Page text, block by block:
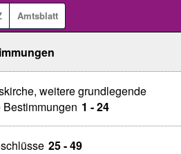
Amtsblatt
weitere grundlegende
1 - 24
25 - 49